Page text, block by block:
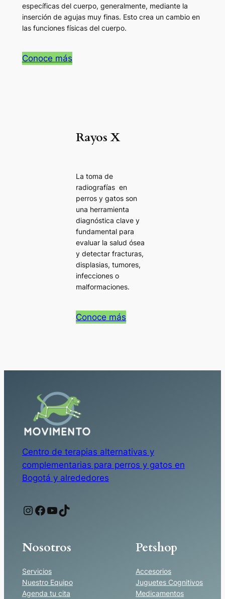
específicas del cuerpo, generalmente, mediante la
inserción de agujas muy finas. Esto crea un cambio en
las funciones físicas del cuerpo.
Conoce más
Rayos X
La toma de
radiografías en
perros y gatos son
una herramienta
diagnóstica clave y
fundamental para
evaluar la salud ósea
y detectar fracturas,
displasias, tumores,
infecciones o
malformaciones.
Conoce más
Centro de terapias alternativas y
complementarias para perros y gatos en
Bogotá y alrededores
Instagram Facebook YouTube TikTok
Nosotros
Servicios
Nuestro Equipo
Agenda tu cita
Petshop
Accesorios
Juguetes Cognitivos
Medicamentos